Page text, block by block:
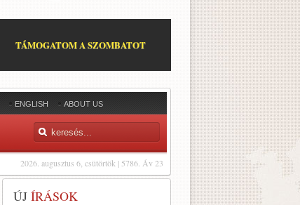
TÁMOGATOM A SZOMBATOT
ENGLISH ABOUT US
2026. augusztus 6, csütörtök | 5786. Áv 23
ÚJ ÍRÁSOK